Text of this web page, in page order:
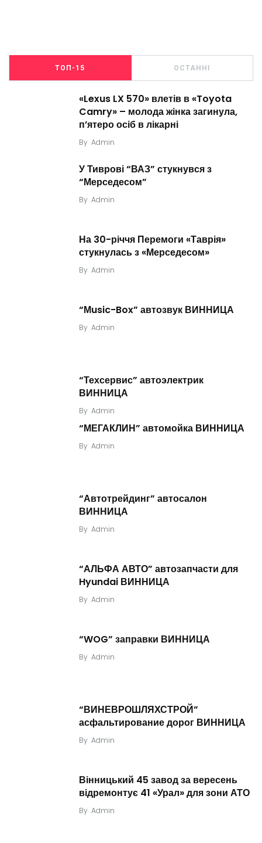
ТОП-15 ОСТАННІ
«Lexus LX 570» влетів в «Toyota
Camry» – молода жінка загинула,
п’ятеро осіб в лікарні
By Admin
У Тиврові “ВАЗ” стукнувся з
“Мерседесом”
By Admin
На 30-річчя Перемоги «Таврія»
стукнулась з «Мерседесом»
By Admin
“Мusic-Box” автозвук ВИННИЦА
By Admin
“Техсервис” автоэлектрик
ВИННИЦА
By Admin
“МЕГАКЛИН” автомойка ВИННИЦА
By Admin
“Автотрейдинг” автосалон
ВИННИЦА
By Admin
“АЛЬФА АВТО” автозапчасти для
Hyundai ВИННИЦА
By Admin
“WOG” заправки ВИННИЦА
By Admin
“ВИНЕВРОШЛЯХСТРОЙ”
асфальтирование дорог ВИННИЦА
By Admin
Вінницький 45 завод за вересень
відремонтує 41 «Урал» для зони АТО
By Admin